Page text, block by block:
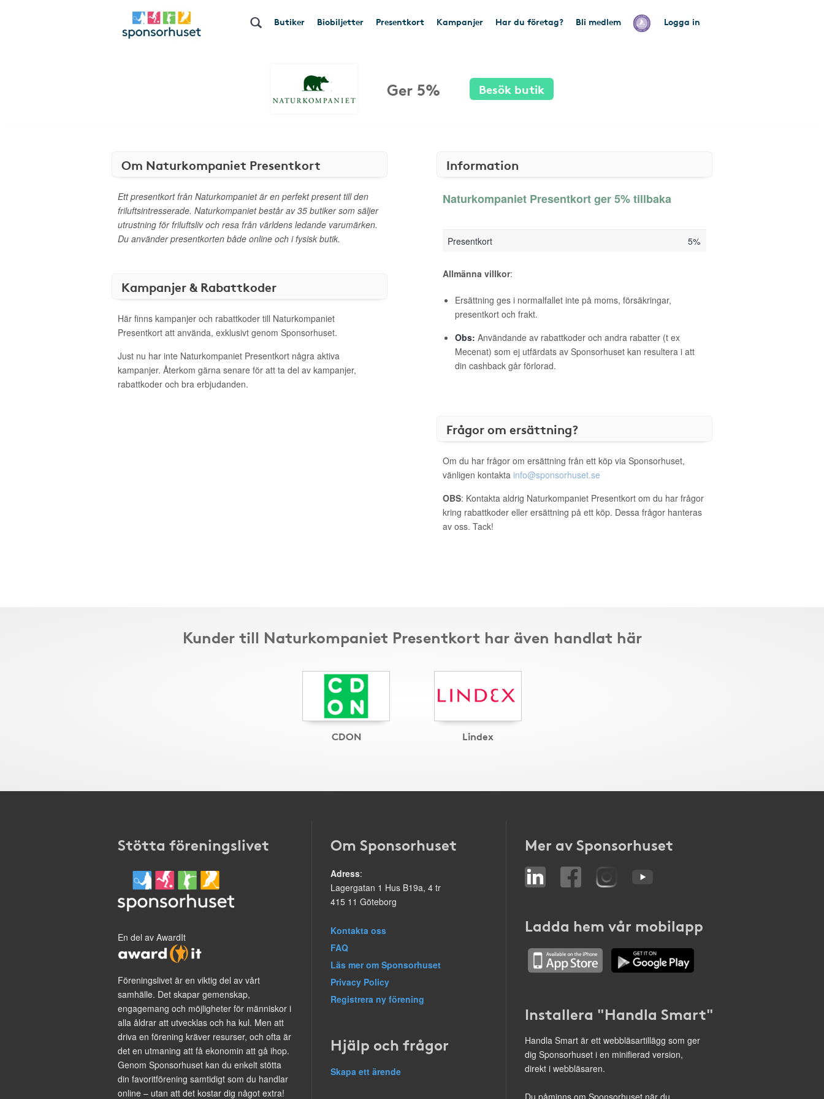
Butiker Biobiljetter Presentkort Kampanjer Har du företag? Bli medlem Logga in
Ger 5% Besök butik
Om Naturkompaniet Presentkort
Ett presentkort från Naturkompaniet är en perfekt present till den
friluftsintresserade. Naturkompaniet består av 35 butiker som säljer
utrustning för friluftsliv och resa från världens ledande varumärken.
Du använder presentkorten både online och i fysisk butik.
Kampanjer & Rabattkoder
Här finns kampanjer och rabattkoder till Naturkompaniet
Presentkort att använda, exklusivt genom Sponsorhuset.
Just nu har inte Naturkompaniet Presentkort några aktiva
kampanjer. Återkom gärna senare för att ta del av kampanjer,
rabattkoder och bra erbjudanden.
Information
Naturkompaniet Presentkort ger 5% tillbaka
Presentkort 5%
Allmänna villkor:
Ersättning ges i normalfallet inte på moms, försäkringar,
presentkort och frakt.
Obs: Användande av rabattkoder och andra rabatter (t ex
Mecenat) som ej utfärdats av Sponsorhuset kan resultera i att
din cashback går förlorad.
Frågor om ersättning?
Om du har frågor om ersättning från ett köp via Sponsorhuset,
vänligen kontakta info@sponsorhuset.se
OBS: Kontakta aldrig Naturkompaniet Presentkort om du har frågor
kring rabattkoder eller ersättning på ett köp. Dessa frågor hanteras
av oss. Tack!
Kunder till Naturkompaniet Presentkort har även handlat här
CDON Lindex
Stötta föreningslivet
En del av AwardIt
Föreningslivet är en viktig del av vårt
samhälle. Det skapar gemenskap,
engagemang och möjligheter för människor i
alla åldrar att utvecklas och ha kul. Men att
driva en förening kräver resurser, och ofta är
det en utmaning att få ekonomin att gå ihop.
Genom Sponsorhuset kan du enkelt stötta
din favoritförening samtidigt som du handlar
online – utan att det kostar dig något extra!
Om Sponsorhuset
Adress:
Lagergatan 1 Hus B19a, 4 tr
415 11 Göteborg
Kontakta oss
FAQ
Läs mer om Sponsorhuset
Privacy Policy
Registrera ny förening
Hjälp och frågor
Skapa ett ärende
Mer av Sponsorhuset
Ladda hem vår mobilapp
Installera "Handla Smart"
Handla Smart är ett webbläsartillägg som ger
dig Sponsorhuset i en minifierad version,
direkt i webbläsaren.